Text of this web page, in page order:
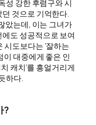
성 강한 후렴구와 시
것으로 기억한다.
았는데, 이는 그녀가
도 성공적으로 보여
도보다는 ‘잘하는
이 대중에게 좋은 인
캐치’를 흥얼거리게
하다.
?